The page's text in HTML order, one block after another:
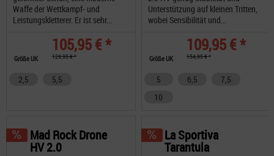
Waffe der Wettkampf- und
Leistungskletterer. Er ist sehr...
105,95 € *
129,95 € *
Größe UK
2,5 5,5
Unterstützung auf kleinen Tritten,
wobei Sensibilität und...
109,95 € *
154,95 € *
Größe UK
5 6,5
7,5
10
Mad Rock Drone
HV 2.0
La Sportiva
Tarantula